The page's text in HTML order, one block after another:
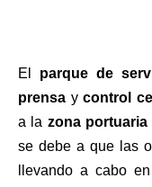
El parque de
prensa ycontrol
a la zona portuaria
se debe a que las
llevando a cabo